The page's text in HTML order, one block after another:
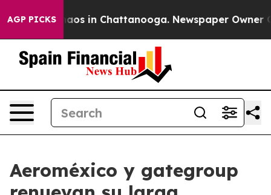
AGP PICKSChaos in Chattanooga. Newspaper Owner
Aeroméxico y gategroup